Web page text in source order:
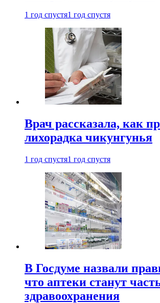
1 год спустя1 год спустя
Врач рассказала, как
лихорадка чикунгунья
1 год спустя1 год спустя
В Госдуме назвали
что аптеки станут
здравоохранения